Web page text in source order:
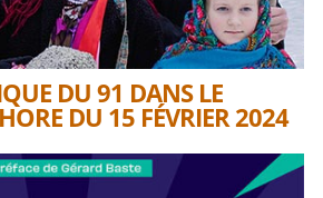
DU 91 DANS LE
DU 15 FÉVRIER 2024